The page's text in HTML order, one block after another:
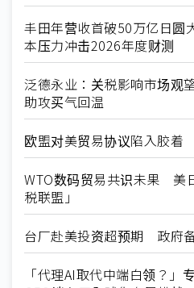
丰田年营收首破50万亿日
本压力冲击2026年度财测
泛德永业：关税影响市场
助攻买气回温
欧盟对美贸易协议陷入胶
WTO数码贸易共识未果 美
税联盟」
台厂赴美投资超预期 政府
「代理AI取代中端白领？」